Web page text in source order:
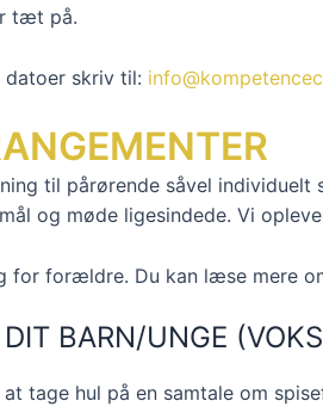
tæt på.
skriv til:
til pårørende såvel
og møde ligesindede. Vi
for forældre. Du kan læse mere
BARN/UNGE
tage hul på en samtale om